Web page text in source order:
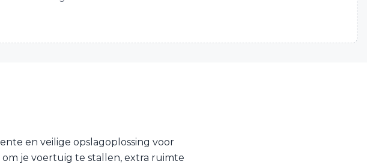
en veilige opslagoplossing voor
je voertuig te stallen, extra ruimte